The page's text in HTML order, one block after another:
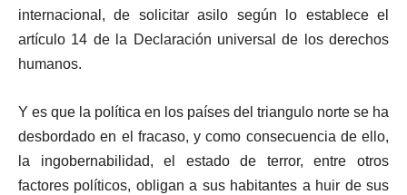
internacional, de solicitar asilo según lo establece el
artículo 14 de la Declaración universal de los derechos
humanos.
Y es que la política en los países del triangulo norte se ha
desbordado en el fracaso, y como consecuencia de ello,
la ingobernabilidad, el estado de terror, entre otros
factores políticos, obligan a sus habitantes a huir de sus